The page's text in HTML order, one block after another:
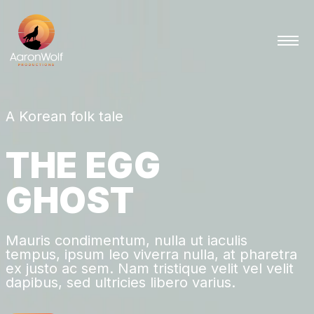
A Korean folk tale
Mauris condimentum, nulla ut iaculis
tempus, ipsum leo viverra nulla, at pharetra
ex justo ac sem. Nam tristique velit vel velit
dapibus, sed ultricies libero varius.
THE EGG
GHOST